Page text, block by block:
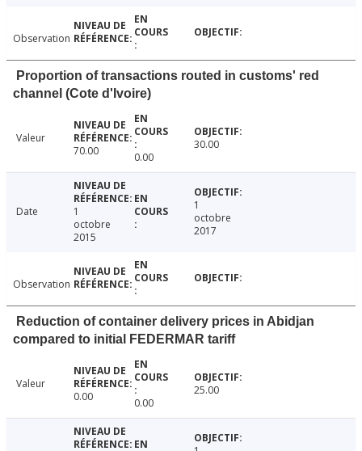
Observation
Proportion of transactions routed in customs' red
channel (Cote d'Ivoire)
Valeur
70.00
0.00
30.00
Date
1
octobre
2015
1
octobre
2017
Observation
Reduction of container delivery prices in Abidjan
compared to initial FEDERMAR tariff
Valeur
0.00
0.00
25.00